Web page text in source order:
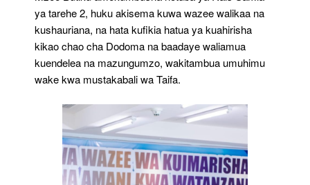
ya tarehe 2, huku akisema kuwa wazee walikaa na
kushauriana, na hata kufikia hatua ya kuahirisha
kikao chao cha Dodoma na baadaye waliamua
kuendelea na mazungumzo, wakitambua umuhimu
wake kwa mustakabali wa Taifa.